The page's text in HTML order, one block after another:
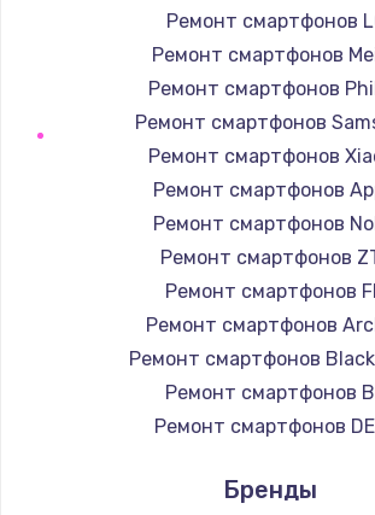
Ремонт подсветки
от 1200 руб.
Заказать
Чистка от пыли
от 990 руб.
Заказать
Настройка Wi-Fi
от 1030 руб.
Заказать
Восстановление
Заказать
Ремонт смартфонов
Ремонт смартфонов
Ремонт смартфонов
Ремонт смартфонов
Ремонт смартфонов
Ремонт смартфонов
Ремонт смартфонов
Ремонт смартфонов
Ремонт смартфонов
Ремонт смартфонов
Ремонт смартфонов
Ремонт смартфонов
Ремонт смартфонов
Ремонт смартфонов
Бренды